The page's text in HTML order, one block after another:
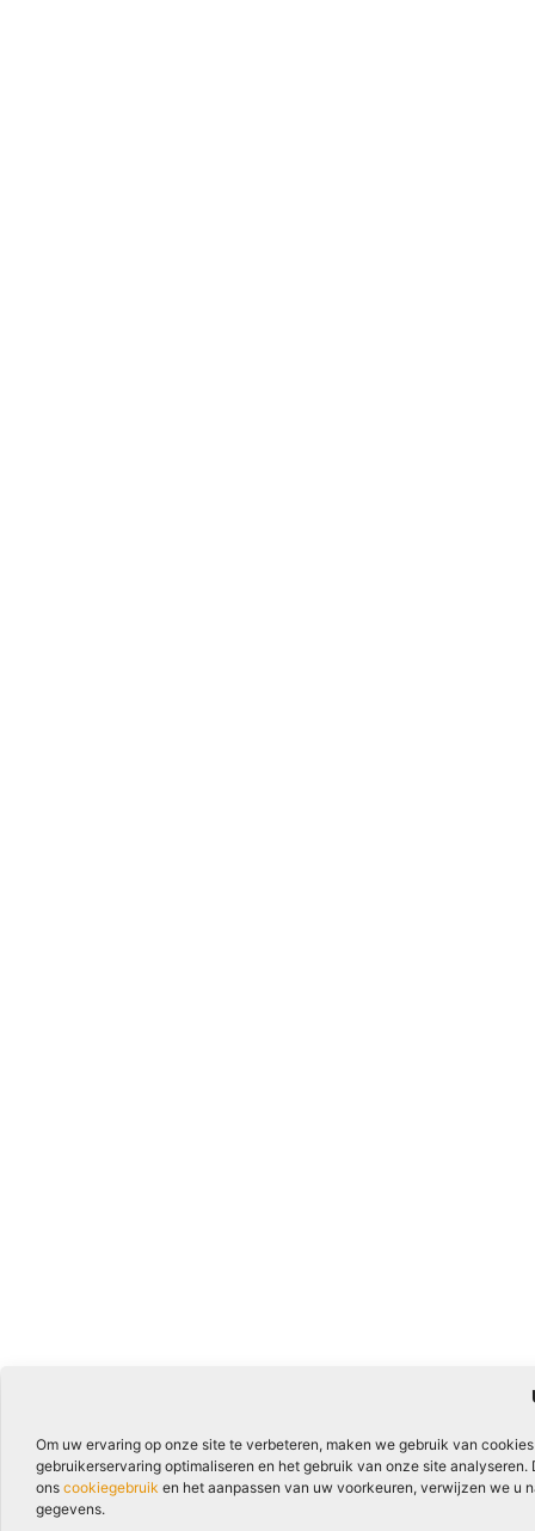
Om uw ervaring op onze site te verbeteren, maken we gebruik van
gebruikerservaring optimaliseren en het gebruik van onze site
ons cookiegebruik en het aanpassen van uw voorkeuren, verwijzen we u
gegevens.